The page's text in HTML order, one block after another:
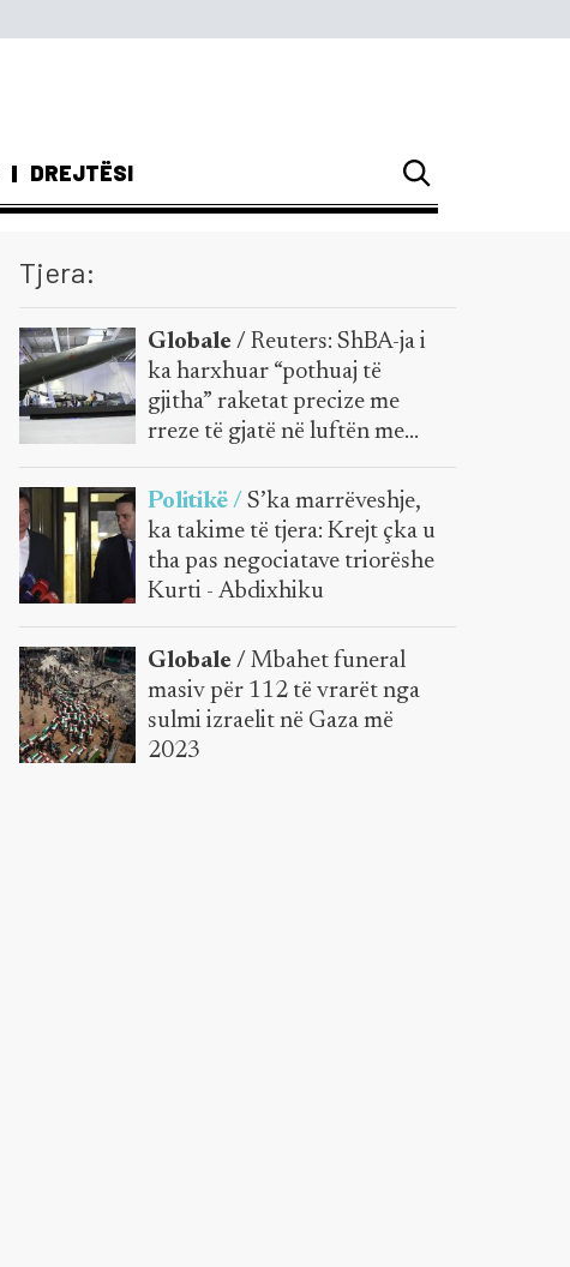
DREJTËSI
Tjera:
Globale /Reuters: ShBA-ja i
ka harxhuar “pothuaj të
gjitha” raketat precize me
rreze të gjatë në luftën me
Iranin
Politikë /S’ka marrëveshje,
ka takime të tjera: Krejt çka u
tha pas negociatave triorëshe
Kurti - Abdixhiku
Globale /Mbahet funeral
masiv për 112 të vrarët nga
sulmi izraelit në Gaza më
2023